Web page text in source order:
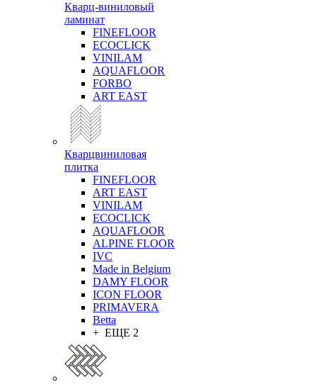
Кварц-виниловый
ламинат
FINEFLOOR
ECOCLICK
VINILAM
AQUAFLOOR
FORBO
ART EAST
Кварцвиниловая
плитка
FINEFLOOR
ART EAST
VINILAM
ECOCLICK
AQUAFLOOR
ALPINE FLOOR
IVC
Made in Belgium
DAMY FLOOR
ICON FLOOR
PRIMAVERA
Betta
+ ЕЩЕ 2